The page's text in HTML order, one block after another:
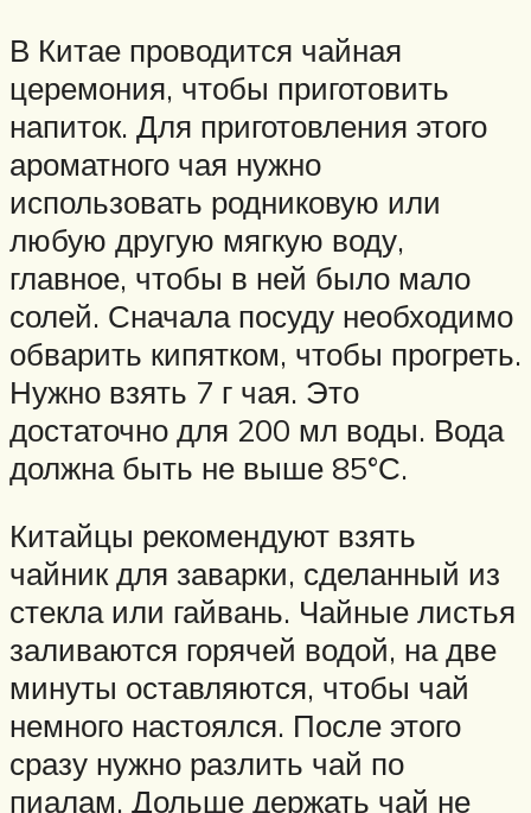
В Китае проводится чайная
церемония, чтобы приготовить
напиток. Для приготовления этого
ароматного чая нужно
использовать родниковую или
любую другую мягкую воду,
главное, чтобы в ней было мало
солей. Сначала посуду необходимо
обварить кипятком, чтобы прогреть.
Нужно взять 7 г чая. Это
достаточно для 200 мл воды. Вода
должна быть не выше 85°С.
Китайцы рекомендуют взять
чайник для заварки, сделанный из
стекла или гайвань. Чайные листья
заливаются горячей водой, на две
минуты оставляются, чтобы чай
немного настоялся. После этого
сразу нужно разлить чай по
пиалам. Дольше держать чай не